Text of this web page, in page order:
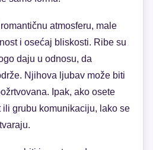
atmosferu, male
i osećaj bliskosti. Ribe su
daju u odnosu, da
Njihova ljubav može biti
Ipak, ako osete
ili grubu komunikaciju, lako se